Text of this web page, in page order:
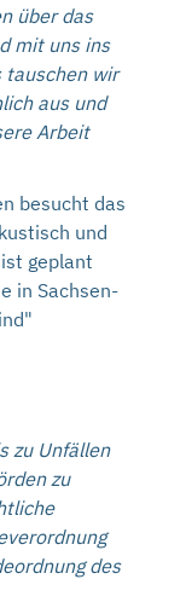
über das
mit uns ins
tauschen wir
aus und
Arbeit
besucht das
und
geplant
in Sachsen-
zu Unfällen
zu
des